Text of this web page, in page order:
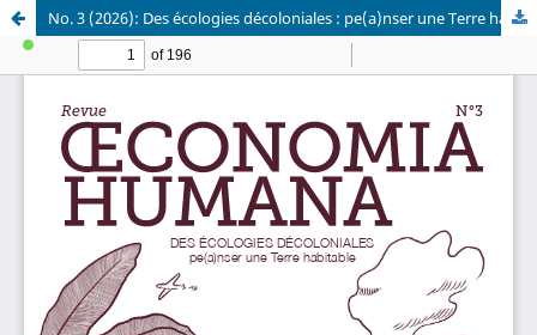
No. 3 (2026): Des écologies décoloniales : pe(a)nser une Terre habitable